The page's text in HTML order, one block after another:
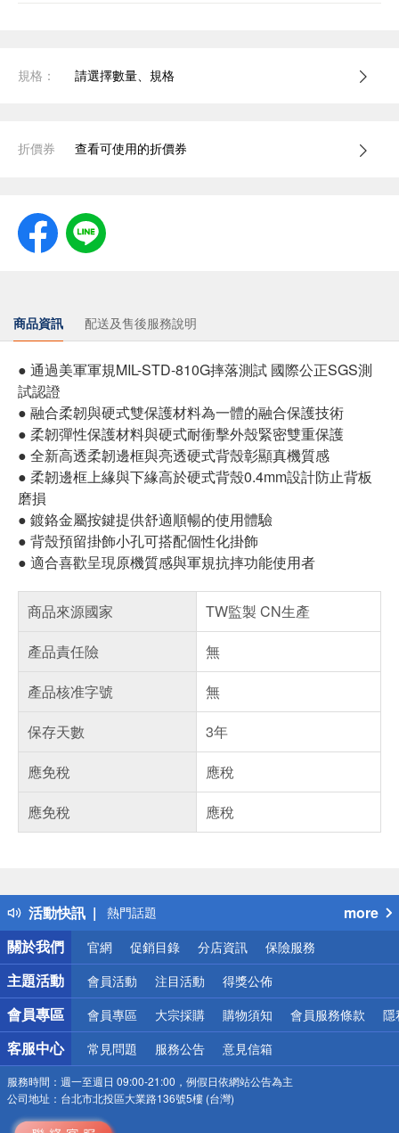
規格： 請選擇數量、規格
折價券 查看可使用的折價券
商品資訊 配送及售後服務說明
● 通過美軍軍規MIL-STD-810G摔落測試 國際公正SGS測
試認證
● 融合柔韌與硬式雙保護材料為一體的融合保護技術
● 柔韌彈性保護材料與硬式耐衝擊外殼緊密雙重保護
● 全新高透柔韌邊框與亮透硬式背殼彰顯真機質感
● 柔韌邊框上緣與下緣高於硬式背殼0.4mm設計防止背板
磨損
● 鍍鉻金屬按鍵提供舒適順暢的使用體驗
● 背殼預留掛飾小孔可搭配個性化掛飾
● 適合喜歡呈現原機質感與軍規抗摔功能使用者
商品來源國家
TW監製 CN生產
產品責任險
無
產品核准字號
無
保存天數
3年
應免稅
應稅
應免稅
應稅
活動快訊
得獎公告
熱門話題
銀行優惠
偏遠地區配送
詐騙網頁！請小心！
more
關於我們
官網 促銷目錄 分店資訊 保險服務
主題活動 會員活動 注目活動 得獎公佈
會員專區 會員專區 大宗採購 購物須知 會員服務條款 隱
客服中心 常見問題 服務公告 意見信箱
服務時間： 週一至週日 09:00-21:00，例假日依網站公告為主
公司地址： 台北市北投區大業路136號5樓 (台灣)